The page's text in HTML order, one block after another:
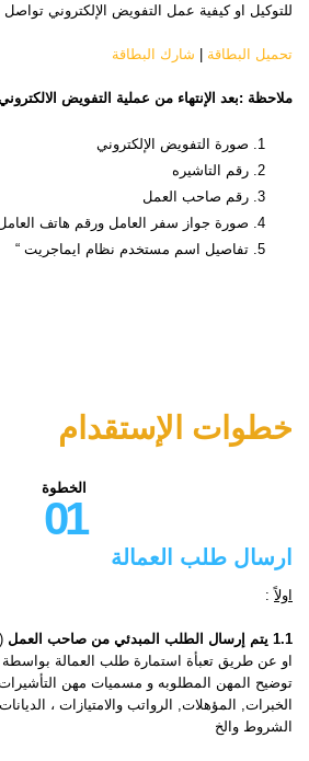
للتوكيل او كيفية عمل التفويض الإلكتروني تواصل
تحميل البطاقة شارك البطاقة
ملاحظة :بعد الإنتهاء من عملية التفويض
صورة التفويض الإلكتروني
رقم التاشيره
رقم صاحب العمل
صورة جواز سفر العامل ورقم هاتف
تفاصيل اسم مستخدم نظام ايماجريت “
خطوات الإستقدام
الخطوة
01
ارسال طلب العمالة
اولاً:
1.1 يتم إرسال الطلب المبدئي من صاحب العمل
او عن طريق تعبأة استمارة طلب العمالة بواسطة
توضيح المھن المطلوبه و مسميات مهن
الخبرات, المؤهلات, الرواتب والامتيازات ،
الشروط والخ